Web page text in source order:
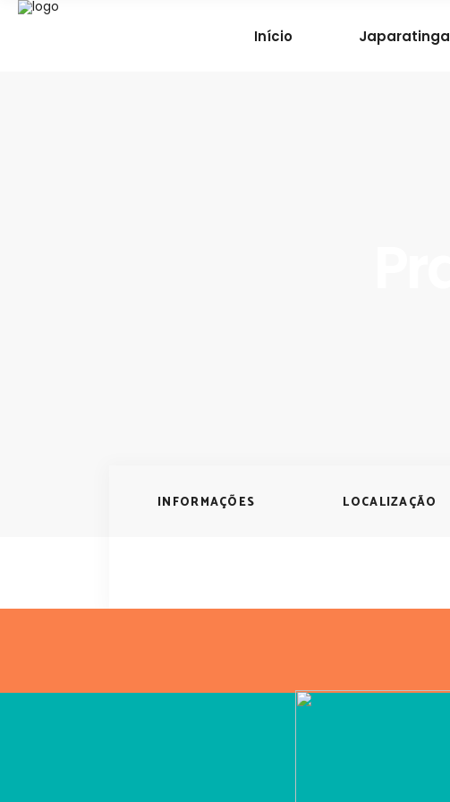
Início Japaratinga
INFORMAÇÕES LOCALIZAÇÃO